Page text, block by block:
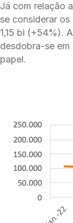
Já com relação
se considerar
1,15 bi (+54%).
desdobra-se
papel.